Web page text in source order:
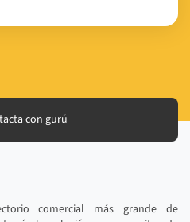
con gurú
comercial más grande de